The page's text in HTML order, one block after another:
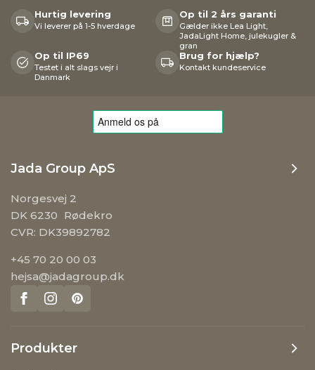
Hurtig levering
Vi leverer på 1-5 hverdage
Op til 2 års garanti
Gælder ikke Lea Light,
JadaLight Home, julekugler &
gran
Op til IP69
Testet i alt slags vejr i
Danmark
Brug for hjælp?
Kontakt kundeservice
Jada Group ApS
Norgesvej 2
DK 6230 Rødekro
CVR: DK39892782
+45 70 20 00 03
hejsa@jadagroup.dk
Produkter